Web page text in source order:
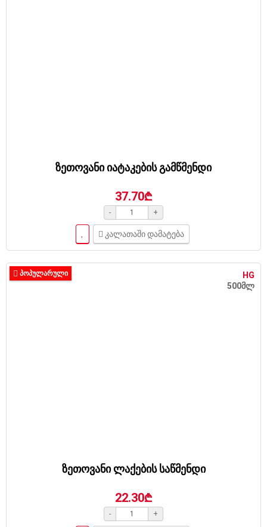
ზეთოვანი იატაკების გამწმენდი
37.70₾
- +
კალათაში დამატება
HG
500მლ
ᲞᲝᲞᲣᲚᲐᲠᲣᲚᲘ
ზეთოვანი ლაქების საწმენდი
22.30₾
- +